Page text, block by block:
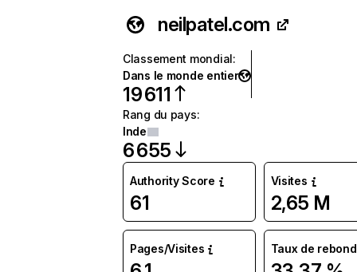
neilpatel.com
Classement mondial:
Dans le monde entier
19 611
Rang du pays:
Inde
6 655
Authority Score
61
Visites
2,65 M
Pages/Visites Taux de rebond